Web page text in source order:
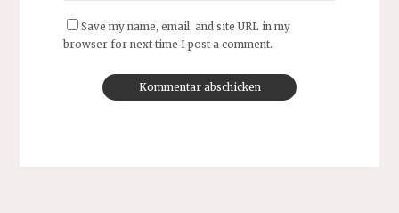
Save my name, email, and site URL in my
browser for next time I post a comment.